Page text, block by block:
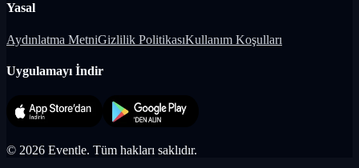
Yasal
Aydınlatma MetniGizlilik PolitikasıKullanım Koşulları
Uygulamayı İndir
© 2026 Eventle. Tüm hakları saklıdır.